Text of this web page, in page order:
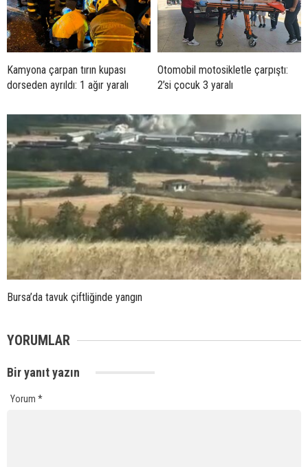
Kamyona çarpan tırın kupası
dorseden ayrıldı: 1 ağır yaralı
Otomobil motosikletle çarpıştı:
2’si çocuk 3 yaralı
Bursa’da tavuk çiftliğinde yangın
YORUMLAR
Bir yanıt yazın
Yorum *